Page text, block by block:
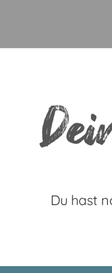
Du hast